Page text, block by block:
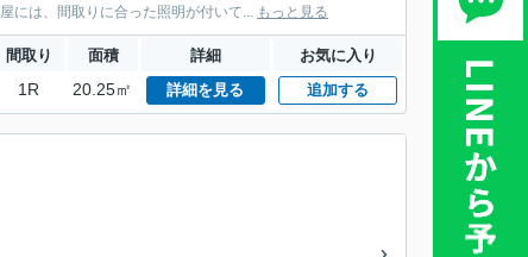
には、間取りに合った照明が付いて... もっと見る
間取り 面積 詳細 お気に入り
1R 20.25㎡ 詳細を見る 追加する